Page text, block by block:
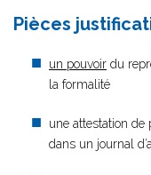
Pièces
un pouvoir du
la formalité
une attestation
dans un journal